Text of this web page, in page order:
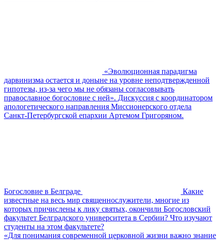
«Эволюционная парадигма
дарвинизма остается и доныне на уровне неподтвержденной
гипотезы, из-за чего мы не обязаны согласовывать
православное богословие с ней». Дискуссия с координатором
апологетического направления Миссионерского отдела
Санкт-Петербургской епархии Артемом Григоряном.
Богословие в Белграде
Какие
известные на весь мир священнослужители, многие из
которых причислены к лику святых, окончили Богословский
факультет Белградского университета в Сербии? Что изучают
студенты на этом факультете?
«Для понимания современной церковной жизни важно знание